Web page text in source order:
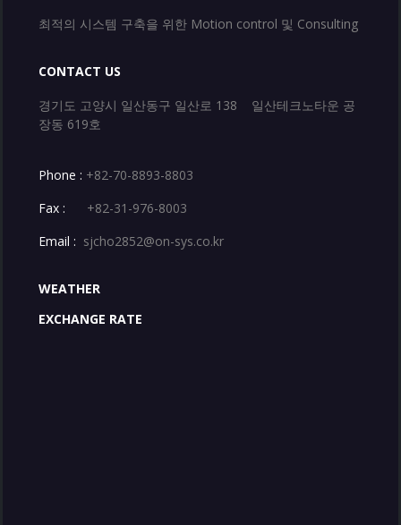
최적의 시스템 구축을 위한 Motion control 및 Consulting
CONTACT US
경기도 고양시 일산동구 일산로 138 일산테크노타운 공
장동 619호
Phone : +82-70-8893-8803
Fax :
+82-31-976-8003
Email : sjcho2852@on-sys.co.kr
WEATHER
EXCHANGE RATE